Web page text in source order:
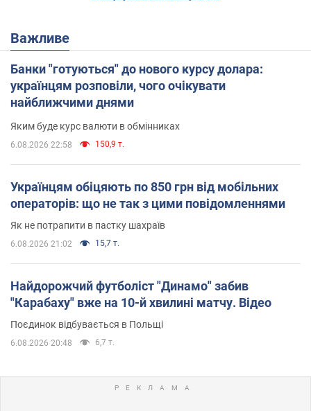
Важливе
Банки "готуються" до нового курсу долара:
українцям розповіли, чого очікувати
найближчими днями
Яким буде курс валюти в обмінниках
6.08.2026 22:58 150,9 т.
Українцям обіцяють по 850 грн від мобільних
операторів: що не так з цими повідомленнями
Як не потрапити в пастку шахраїв
6.08.2026 21:02 15,7 т.
Найдорожчий футболіст "Динамо" забив
"Карабаху" вже на 10-й хвилині матчу. Відео
Поєдинок відбувається в Польщі
6.08.2026 20:48 6,7 т.